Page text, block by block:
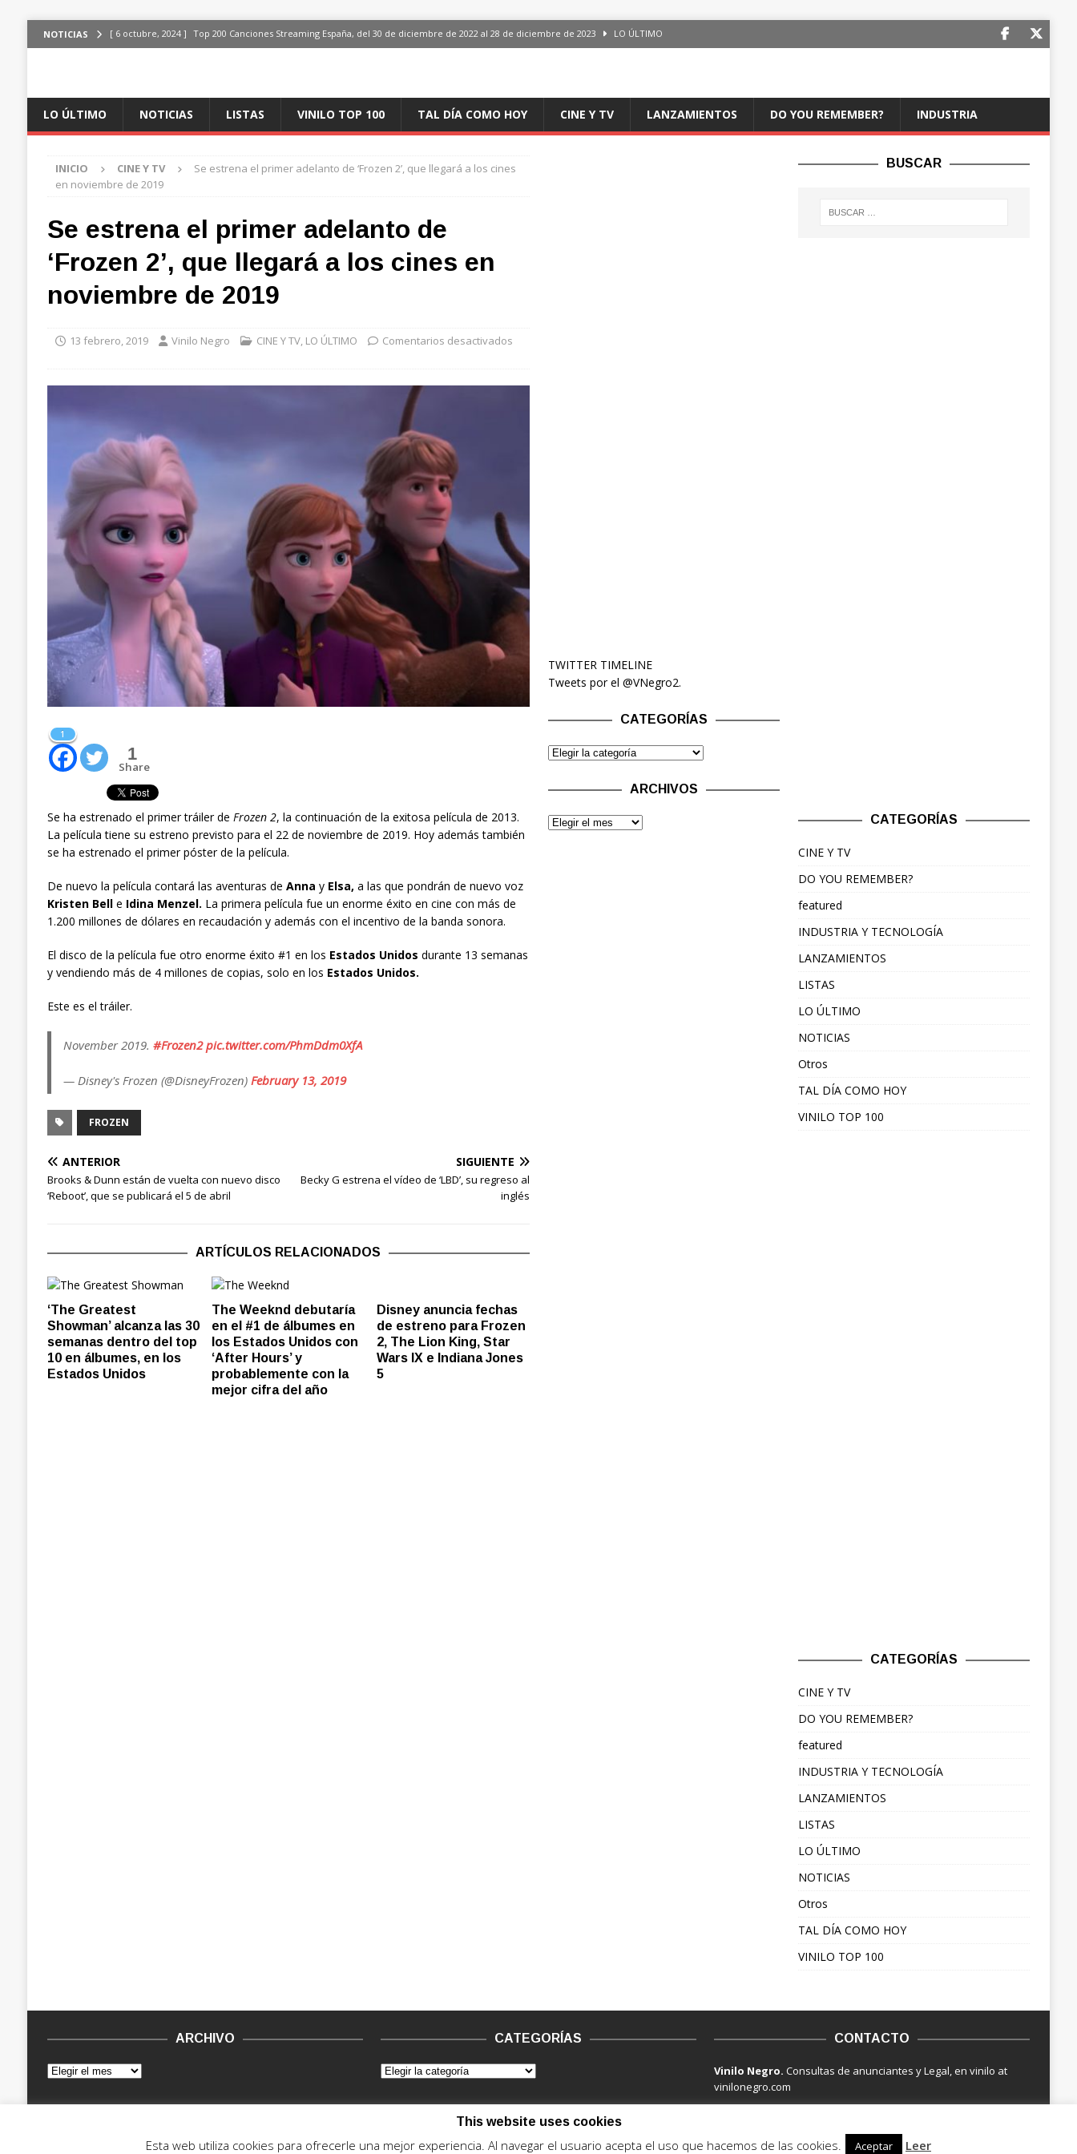
NOTICIAS [ 6 octubre, 2024 ] Top 200 Canciones Streaming España, del 30 de diciembre de 2022 al 28 de diciembre de 2023 LO ÚLTIMO
ÚLTIMO
ÚLTIMO
LO ÚLTIMO NOTICIAS LISTAS VINILO TOP 100 TAL DÍA COMO HOY CINE Y TV LANZAMIENTOS DO YOU REMEMBER? INDUSTRIA
INICIO CINE Y TV
Se estrena el primer adelanto de ‘Frozen 2’, que llegará a los cines
en noviembre de 2019
Se estrena el primer adelanto de
‘Frozen 2’, que llegará a los cines en
noviembre de 2019
13 febrero, 2019 Vinilo Negro CINE Y TV, LO ÚLTIMO Comentarios desactivados
1
1
Share
Se ha estrenado el primer tráiler de Frozen 2, la continuación de la exitosa película de 2013.
La película tiene su estreno previsto para el 22 de noviembre de 2019. Hoy además también
se ha estrenado el primer póster de la película.
De nuevo la película contará las aventuras de Anna yElsa, a las que pondrán de nuevo voz
Kristen Belle Idina Menzel. La primera película fue un enorme éxito en cine con más de
1.200 millones de dólares en recaudación y además con el incentivo de la banda sonora.
El disco de la película fue otro enorme éxito #1 en los Estados Unidos durante 13 semanas
y vendiendo más de 4 millones de copias, solo en los Estados Unidos.
Este es el tráiler.
November 2019. #Frozen2 pic.twitter.com/PhmDdm0XfA
— Disney's Frozen (@DisneyFrozen) February 13, 2019
FROZEN
ANTERIOR
Brooks & Dunn están de vuelta con nuevo disco
‘Reboot’, que se publicará el 5 de abril
SIGUIENTE
Becky G estrena el vídeo de ‘LBD’, su regreso al
inglés
ARTÍCULOS RELACIONADOS
‘The Greatest
Showman’ alcanza las 30
semanas dentro del top
10 en álbumes, en los
Estados Unidos
The Weeknd debutaría
en el #1 de álbumes en
los Estados Unidos con
‘After Hours’ y
probablemente con la
mejor cifra del año
Disney anuncia fechas
de estreno para Frozen
2, The Lion King, Star
Wars IX e Indiana Jones
5
TWITTER TIMELINE
Tweets por el @VNegro2.
CATEGORÍAS
ARCHIVOS
BUSCAR
CATEGORÍAS
CINE Y TV
DO YOU REMEMBER?
featured
INDUSTRIA Y TECNOLOGÍA
LANZAMIENTOS
LISTAS
LO ÚLTIMO
NOTICIAS
Otros
TAL DÍA COMO HOY
VINILO TOP 100
CATEGORÍAS
CINE Y TV
DO YOU REMEMBER?
featured
INDUSTRIA Y TECNOLOGÍA
LANZAMIENTOS
LISTAS
LO ÚLTIMO
NOTICIAS
Otros
TAL DÍA COMO HOY
VINILO TOP 100
ARCHIVO CATEGORÍAS CONTACTO
Vinilo Negro.Consultas de anunciantes y Legal, en vinilo at
vinilonegro.com
This website uses cookies
Esta web utiliza cookies para ofrecerle una mejor experiencia. Al navegar el usuario acepta el uso que hacemos de las cookies. Aceptar Leer